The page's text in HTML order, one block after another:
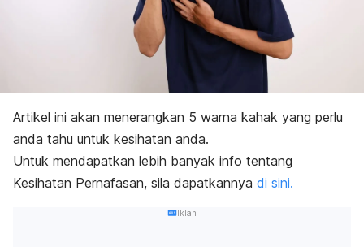
Artikel ini akan menerangkan 5 warna kahak yang perlu
anda tahu untuk kesihatan anda.
Untuk mendapatkan lebih banyak info tentang
Kesihatan Pernafasan, sila dapatkannya di sini.
Iklan